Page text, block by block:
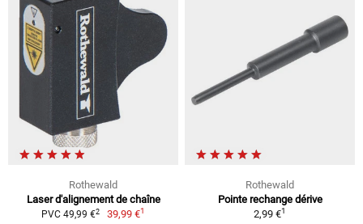
Rothewald
Laser d'alignement de chaîne
PVC 49,99 €2 39,99 €1
Rothewald
Pointe rechange dérive
2,99 €1